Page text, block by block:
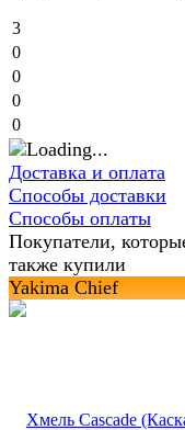
3
0
0
0
0
Доставка и оплата
Способы доставки
Способы оплаты
Покупатели,
также купили
Yakima Chief